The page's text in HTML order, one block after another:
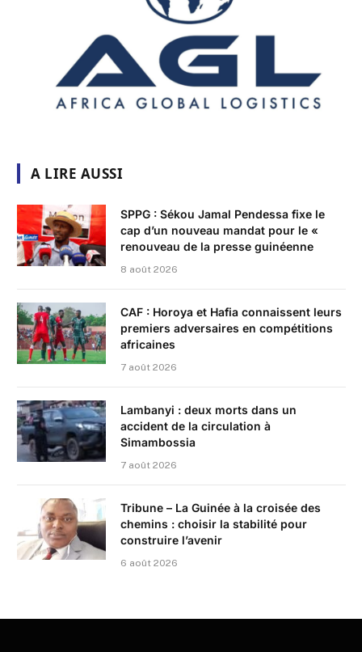
A LIRE AUSSI
SPPG : Sékou Jamal Pendessa fixe le
cap d’un nouveau mandat pour le «
renouveau de la presse guinéenne
8 août 2026
CAF : Horoya et Hafia connaissent leurs
premiers adversaires en compétitions
africaines
7 août 2026
Lambanyi : deux morts dans un
accident de la circulation à
Simambossia
7 août 2026
Tribune – La Guinée à la croisée des
chemins : choisir la stabilité pour
construire l’avenir
6 août 2026